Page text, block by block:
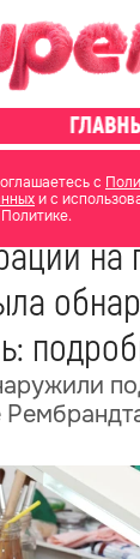
с
и с
на